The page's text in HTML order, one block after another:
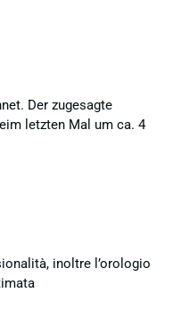
Der zugesagte
letzten Mal um ca. 4
inoltre l’orologio